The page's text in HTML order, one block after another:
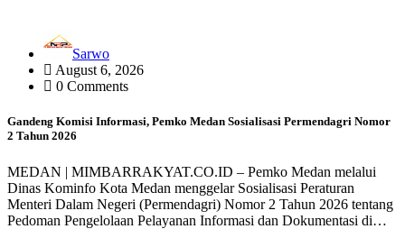
Sarwo
August 6, 2026
0 Comments
Gandeng Komisi Informasi, Pemko Medan Sosialisasi Permendagri Nomor
2 Tahun 2026
MEDAN | MIMBARRAKYAT.CO.ID – Pemko Medan melalui
Dinas Kominfo Kota Medan menggelar Sosialisasi Peraturan
Menteri Dalam Negeri (Permendagri) Nomor 2 Tahun 2026 tentang
Pedoman Pengelolaan Pelayanan Informasi dan Dokumentasi di…